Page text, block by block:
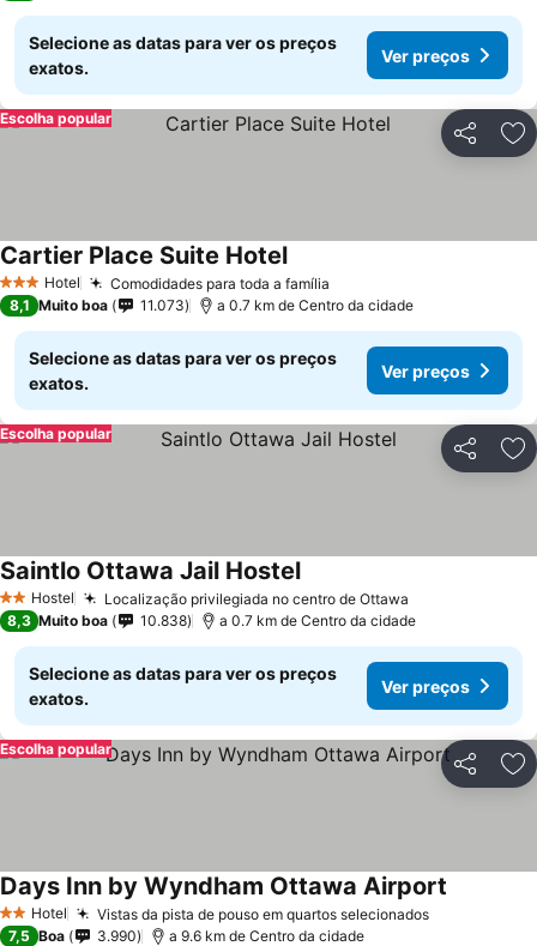
Selecione as datas para ver os preços
exatos.
Ver preços
Partilhar
Escolha popular
3 EstrelasHotel Comodidades para toda a família
Cartier Place Suite Hotel
8,1 Muito boa 11.073 a 0.7 km de Centro da cidade
Selecione as datas para ver os preços
exatos.
Ver preços
Partilhar
Escolha popular
2 Estrelas
Hostel Localização privilegiada no centro de Ottawa
Saintlo Ottawa Jail Hostel
8,3 Muito boa 10.838 a 0.7 km de Centro da cidade
Selecione as datas para ver os preços
exatos.
Ver preços
Partilhar
Escolha popular
2 Estrelas
Hotel Vistas da pista de pouso em quartos selecionados
Days Inn by Wyndham Ottawa Airport
7,5 Boa 3.990 a 9.6 km de Centro da cidade